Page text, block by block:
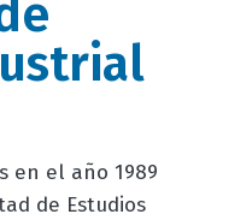
en el año 1989
de Estudios